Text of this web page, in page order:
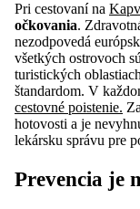
Pri cestovaní na
očkovania.
nezodpovedá
všetkých ostrovoch
turistických
štandardom. V
cestovné poistenie.
hotovosti a je
lekársku správu pre
Prevencia je